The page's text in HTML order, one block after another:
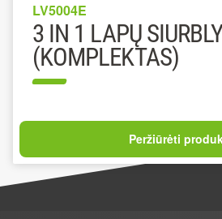
LV5004E
3 IN 1 LAPŲ
(KOMPLEKTAS)
Peržiūrėti